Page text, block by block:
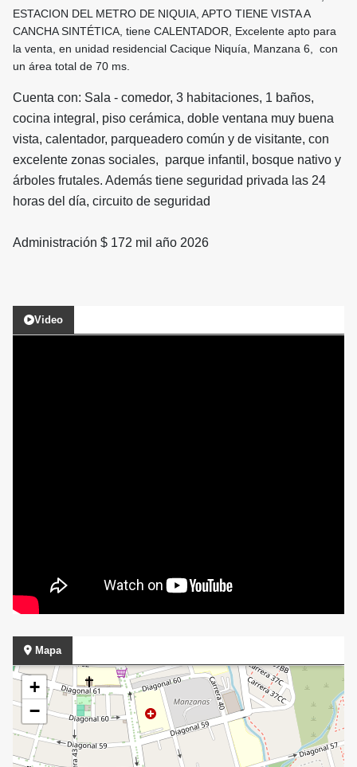
ESTACION DEL METRO DE NIQUIA, APTO TIENE VISTA A
CANCHA SINTÉTICA, tiene CALENTADOR, Excelente apto para
la venta, en unidad residencial Cacique Niquía, Manzana 6, con
un área total de 70 ms.
Cuenta con: Sala - comedor, 3 habitaciones, 1 baños,
cocina integral, piso cerámica, doble ventana muy buena
vista, calentador, parqueadero común y de visitante, con
excelente zonas sociales, parque infantil, bosque nativo y
árboles frutales. Además tiene seguridad privada las 24
horas del día, circuito de seguridad
Administración $ 172 mil año 2026
Video
Mapa
+
−